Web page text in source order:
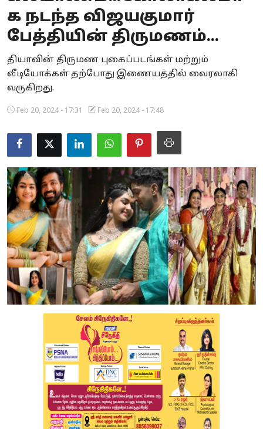
Business
Crime
Tamilnadu
National
Astrology
Spirituality
Weather
Politics
க நடந்த விஜயகுமார்
பேத்தியின் திருமணம்...
தியாவின் திருமண புகைப்படங்கள் மற்றும்
வீடியோக்கள் தற்போது இணையத்தில் வைரலாகி
வருகிறது.
Feb 20, 2024 - 17:31 Feb 20, 2024 - 17:48